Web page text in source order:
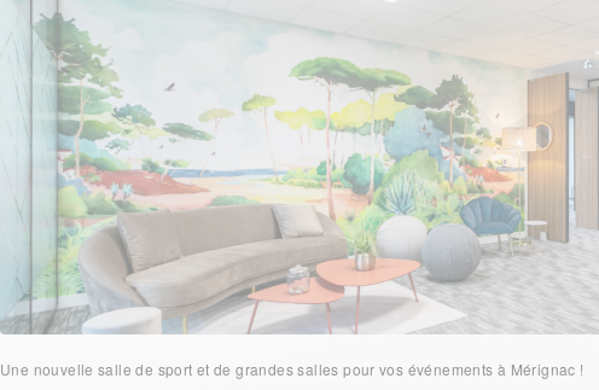
Une nouvelle salle de sport et de grandes salles pour vos événements à Mérignac !